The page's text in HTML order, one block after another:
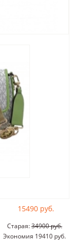
15490 руб.
Старая:34900 руб.
Экономия 19410 руб.